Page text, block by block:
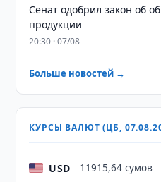
Сенат одобрил закон об
продукции
20:30 · 07/08
Больше новостей →
КУРСЫ ВАЛЮТ (ЦБ,
USD 11915,64 сумов